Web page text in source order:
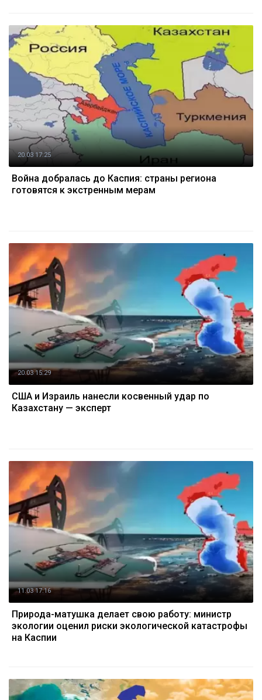
20.03 17:25
Война добралась до Каспия: страны региона
готовятся к экстренным мерам
20.03 15:29
США и Израиль нанесли косвенный удар по
Казахстану — эксперт
11.03 17:16
Природа-матушка делает свою работу: министр
экологии оценил риски экологической катастрофы
на Каспии